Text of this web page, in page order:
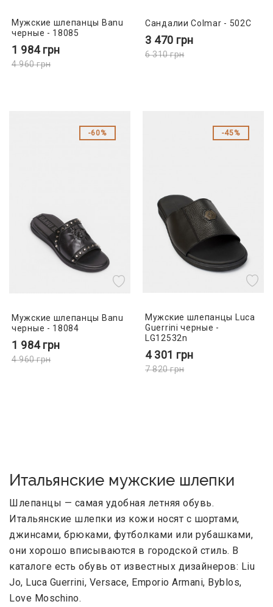
Мужские шлепанцы Banu
черные - 18085
1 984грн
4 960грн
Сандалии Colmar - 502C
3 470 грн
6 310грн
60%
Мужские шлепанцы Banu
черные - 18084
1 984грн
4 960грн
45%
Мужские шлепанцы Luca
Guerrini черные -
LG12532n
4 301 грн
7 820грн
Итальянские мужские шлепки
Шлепанцы — самая удобная летняя обувь.
Итальянские шлепки из кожи носят с шортами,
джинсами, брюками, футболками или рубашками,
они хорошо вписываются в городской стиль. В
каталоге есть обувь от известных дизайнеров: Liu
Jo, Luca Guerrini, Versace, Emporio Armani, Byblos,
Love Moschino.